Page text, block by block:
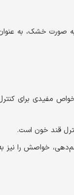
صورت خشک، به
مفیدی برای
قند خون است.
خواصش را نیز